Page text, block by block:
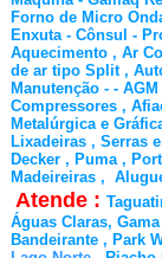
Forno de Micro
Enxuta - Cônsul -
Aquecimento , Ar
de ar tipo Split ,
Manutenção - -
Compressores ,
Metalúrgica e
Lixadeiras , Serras
Decker , Puma ,
Madeireiras ,
Atende :
Águas Claras,
Bandeirante , Park